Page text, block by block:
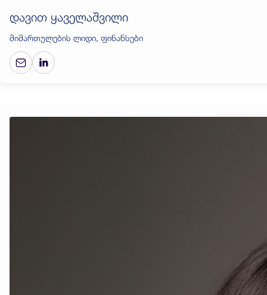
დავით ყაველაშვილი
მიმართულების ლიდი, ფინანსები